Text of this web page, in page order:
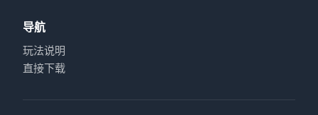
导航
玩法说明
直接下载